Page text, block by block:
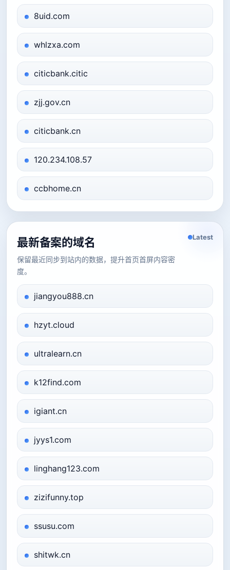
8uid.com
whlzxa.com
citicbank.citic
zjj.gov.cn
citicbank.cn
120.234.108.57
ccbhome.cn
最新备案的域名
保留最近同步到站内的数据，提升首页首屏内容密
度。
Latest
jiangyou888.cn
hzyt.cloud
ultralearn.cn
k12find.com
igiant.cn
jyys1.com
linghang123.com
zizifunny.top
ssusu.com
shitwk.cn